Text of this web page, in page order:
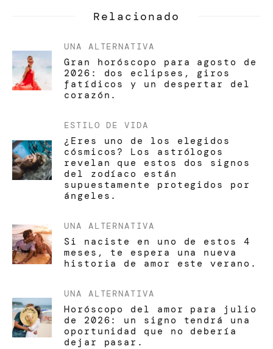
Relacionado
UNA ALTERNATIVA
Gran horóscopo para agosto de
2026: dos eclipses, giros
fatídicos y un despertar del
corazón.
ESTILO DE VIDA
¿Eres uno de los elegidos
cósmicos? Los astrólogos
revelan que estos dos signos
del zodíaco están
supuestamente protegidos por
ángeles.
UNA ALTERNATIVA
Si naciste en uno de estos 4
meses, te espera una nueva
historia de amor este verano.
UNA ALTERNATIVA
Horóscopo del amor para julio
de 2026: un signo tendrá una
oportunidad que no debería
dejar pasar.